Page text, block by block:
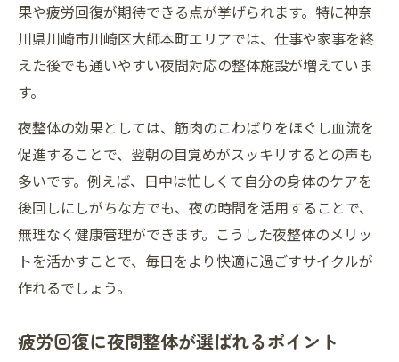
果や疲労回復が期待できる点が挙げられます。特に神奈
川県川崎市川崎区大師本町エリアでは、仕事や家事を終
えた後でも通いやすい夜間対応の整体施設が増えていま
す。
夜整体の効果としては、筋肉のこわばりをほぐし血流を
促進することで、翌朝の目覚めがスッキリするとの声も
多いです。例えば、日中は忙しくて自分の身体のケアを
後回しにしがちな方でも、夜の時間を活用することで、
無理なく健康管理ができます。こうした夜整体のメリッ
トを活かすことで、毎日をより快適に過ごすサイクルが
作れるでしょう。
疲労回復に夜間整体が選ばれるポイント